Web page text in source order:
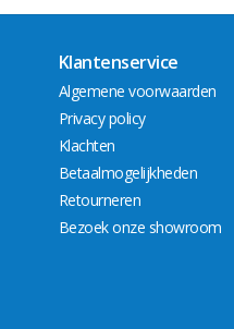
Klantenservice
Algemene voorwaarden
Privacy policy
Klachten
Betaalmogelijkheden
Retourneren
Bezoek onze showroom